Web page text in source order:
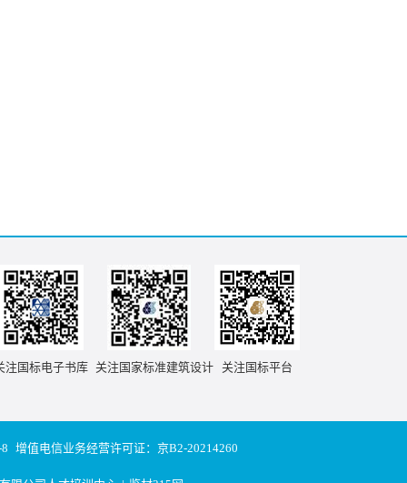
注国标电子书库 关注国家标准建筑设计 关注国标平台
增值电信业务经营许可证：京B2-20214260